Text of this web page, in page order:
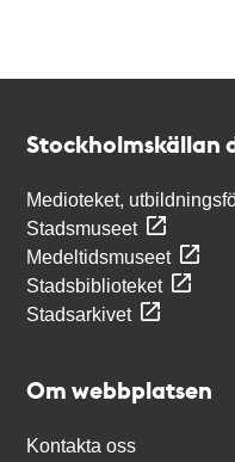
Stockholmskällan
Medioteket,
Stadsmuseet
Medeltidsmuseet
Stadsbiblioteket
Stadsarkivet
Om webbplatsen
Kontakta oss